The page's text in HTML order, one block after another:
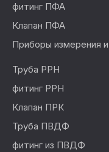
фитинг ПФА
Клапан ПФА
Приборы измерения
Труба PPH
фитинг PPH
Клапан ПРК
Труба ПВДФ
фитинг из ПВДФ